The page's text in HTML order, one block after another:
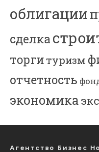
облигации
сделка
торгитуризм
отчетность
экономика
Агентство Бизнес